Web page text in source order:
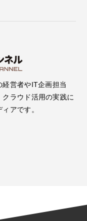
経営者やIT企画担当
ラウド活用の実践に
アです。